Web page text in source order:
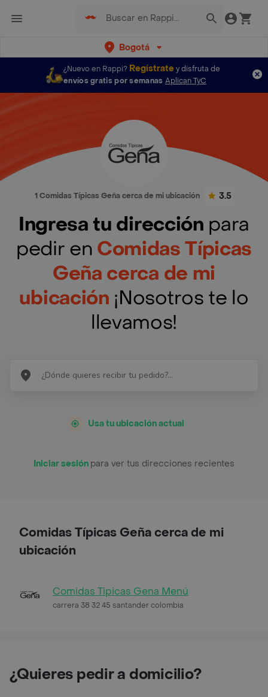
Bogotá
¿Nuevo en Rappi? Regístratey disfruta de
envíos gratis por semanas Aplican TyC
1 Comidas Típicas Geña cerca de mi ubicación 3.5
Ingresa tu dirección para
pedir en Comidas Típicas
Geña cerca de mi
ubicación ¡Nosotros te lo
llevamos!
Usa tu ubicación actual
Iniciar sesión para ver tus direcciones recientes
Comidas Típicas Geña cerca de mi
ubicación
Comidas Tipicas Gena Menú
carrera 38 32 45 santander colombia
¿Quieres pedir a domicilio?